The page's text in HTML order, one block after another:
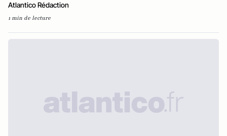
Atlantico Rédaction
1 min de lecture